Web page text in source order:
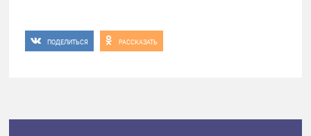
ПОДЕЛИТЬСЯ РАССКАЗАТЬ